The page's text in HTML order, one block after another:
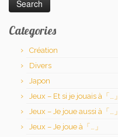
Categories
Création
Divers
Japon
Jeux – Et si je jouais à「…」
Jeux – Je joue aussi à「…」
Jeux – Je joue à「…」